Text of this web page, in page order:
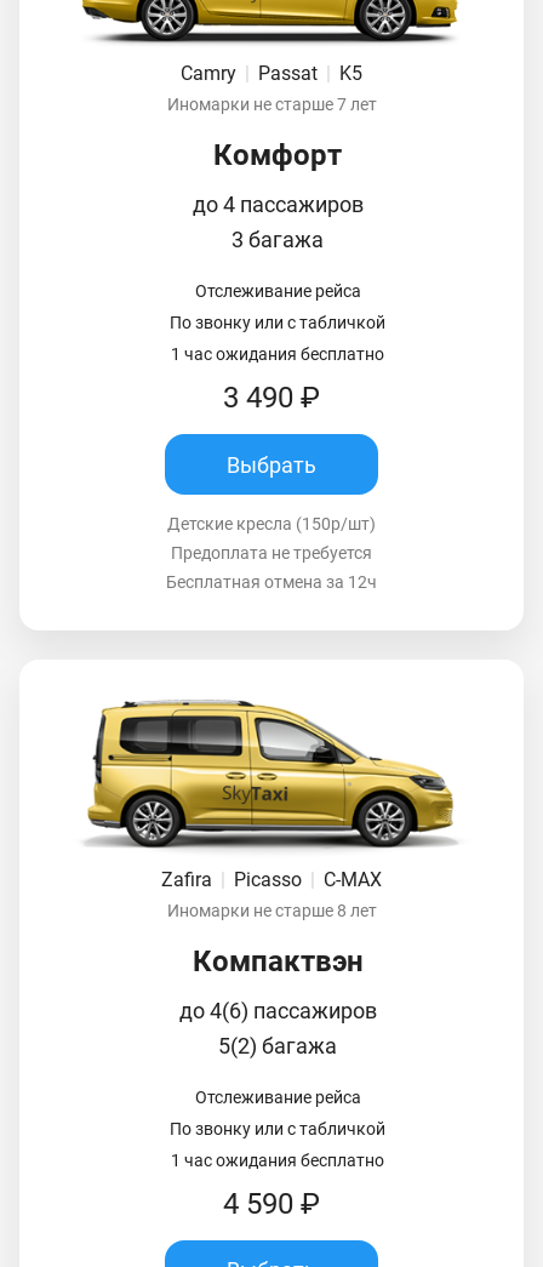
Camry Passat K5
Иномарки не старше 7 лет
Комфорт
до 4 пассажиров
3 багажа
Отслеживание рейса
По звонку или с табличкой
1 час ожидания бесплатно
3 490 ₽
Выбрать
Детские кресла (150р/шт)
Предоплата не требуется
Бесплатная отмена за 12ч
Zafira | Picasso | C-MAX
Иномарки не старше 8 лет
Компактвэн
до 4(6) пассажиров
5(2) багажа
Отслеживание рейса
По звонку или с табличкой
1 час ожидания бесплатно
4 590 ₽